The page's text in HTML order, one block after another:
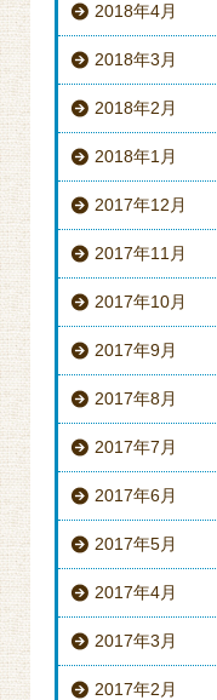
2018年4月
2018年3月
2018年2月
2018年1月
2017年12月
2017年11月
2017年10月
2017年9月
2017年8月
2017年7月
2017年6月
2017年5月
2017年4月
2017年3月
2017年2月